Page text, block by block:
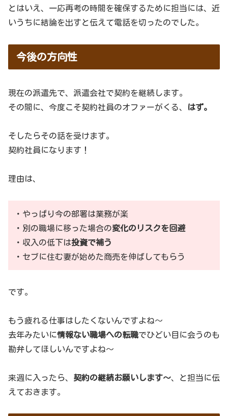
とはいえ、一応再考の時間を確保するために担当には、近
いうちに結論を出すと伝えて電話を切ったのでした。
今後の方向性
現在の派遣先で、派遣会社で契約を継続します。
その間に、今度こそ契約社員のオファーがくる、
はず。
そしたらその話を受けます。
契約社員になります！
理由は、
・やっぱり今の部署は業務が楽
・別の職場に移った場合の変化のリスクを回避
・収入の低下は投資で補う
・セブに住む妻が始めた商売を伸ばしてもらう
です。
もう疲れる仕事はしたくないんですよね～
去年みたいに情報ない職場への転職でひどい目に会うのも
勘弁してほしいんですよね～
来週に入ったら、 契約の継続お願いします～、と担当に伝
えておきます。